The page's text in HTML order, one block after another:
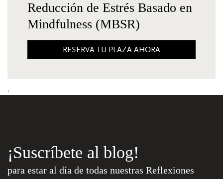
Reducción de Estrés Basado en
Mindfulness (MBSR)
RESERVA TU PLAZA AHORA
,
¡Suscríbete al blog!
para estar al día de todas nuestras Reflexiones